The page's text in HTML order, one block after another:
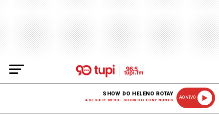
SHOW DO HELENO ROTAY
A SEGUIR: 05:00 - SHOW DO TONY NUNES
AO VIVO